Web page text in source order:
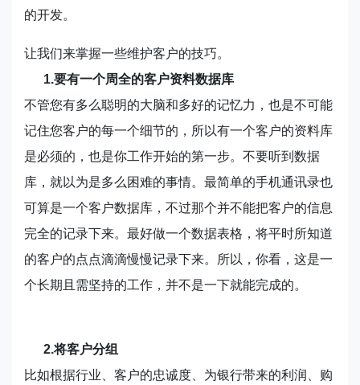
的开发。
让我们来掌握一些维护客户的技巧。
1.要有一个周全的客户资料数据库
不管您有多么聪明的大脑和多好的记忆力，也是不可能
记住您客户的每一个细节的，所以有一个客户的资料库
是必须的，也是你工作开始的第一步。不要听到数据
库，就以为是多么困难的事情。最简单的手机通讯录也
可算是一个客户数据库，不过那个并不能把客户的信息
完全的记录下来。最好做一个数据表格，将平时所知道
的客户的点点滴滴慢慢记录下来。所以，你看，这是一
个长期且需坚持的工作，并不是一下就能完成的。
2.将客户分组
比如根据行业、客户的忠诚度、为银行带来的利润、购